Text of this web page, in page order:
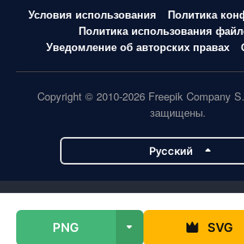
PNG SVG
Условия использования
Политика
Политика использования
Уведомление об авторских правах
Copyright © 2010-2026 Freepik Company
защищены.
Pусский
Flaticon